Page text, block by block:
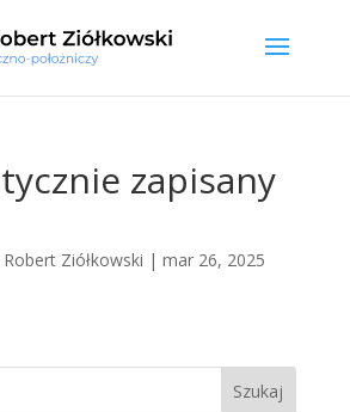
zapisany
Robert Ziółkowski | mar 26, 2025
Szukaj